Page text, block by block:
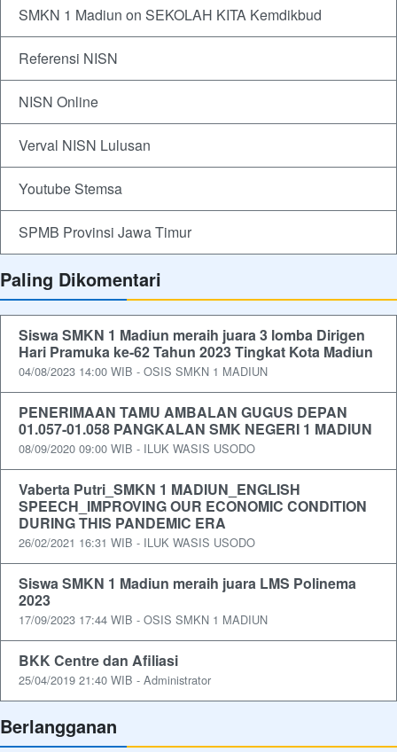
SMKN 1 Madiun on SEKOLAH KITA Kemdikbud
Referensi NISN
NISN Online
Verval NISN Lulusan
Youtube Stemsa
SPMB Provinsi Jawa Timur
Paling Dikomentari
Siswa SMKN 1 Madiun meraih juara 3 lomba Dirigen
Hari Pramuka ke-62 Tahun 2023 Tingkat Kota Madiun
04/08/2023 14:00 WIB - OSIS SMKN 1 MADIUN
PENERIMAAN TAMU AMBALAN GUGUS DEPAN
01.057-01.058 PANGKALAN SMK NEGERI 1 MADIUN
08/09/2020 09:00 WIB - ILUK WASIS USODO
Vaberta Putri_SMKN 1 MADIUN_ENGLISH
SPEECH_IMPROVING OUR ECONOMIC CONDITION
DURING THIS PANDEMIC ERA
26/02/2021 16:31 WIB - ILUK WASIS USODO
Siswa SMKN 1 Madiun meraih juara LMS Polinema
2023
17/09/2023 17:44 WIB - OSIS SMKN 1 MADIUN
BKK Centre dan Afiliasi
25/04/2019 21:40 WIB - Administrator
Berlangganan